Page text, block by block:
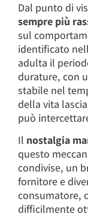
Dal punto di
sempre più
sul
identificato
adulta il
durature, con
stabile nel
della vita
può
Il nostalgia
questo
condivise, un
fornitore e
consumatore,
difficilmente